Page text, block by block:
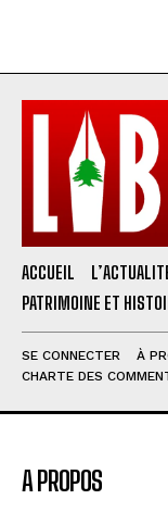
ACCUEIL
PATRIMOINE ET
SE CONNECTER À
CHARTE DES
A PROPOS